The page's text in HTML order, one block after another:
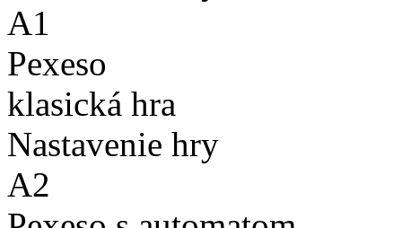
A1
Pexeso
klasická hra
Nastavenie hry
A2